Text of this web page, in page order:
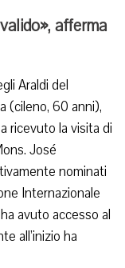
afferma
Araldi del
(cileno, 60 anni),
ricevuto la visita di
José
nominati
Internazionale
avuto accesso al
all’inizio ha